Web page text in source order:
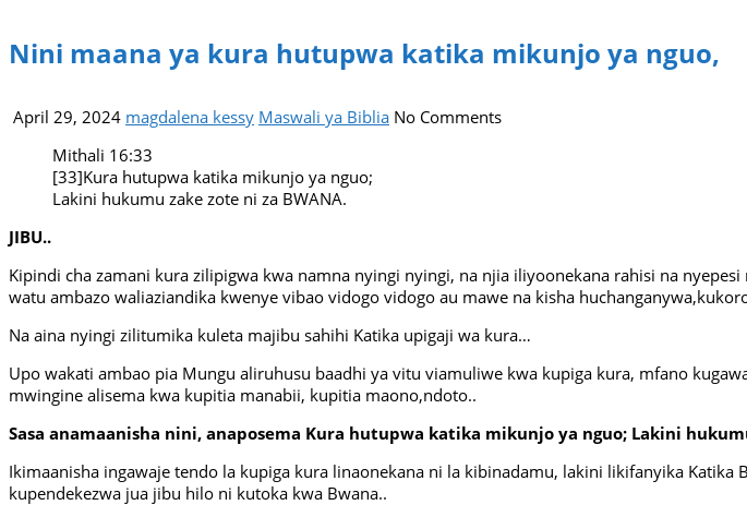
Nini maana ya kura hutupwa katika mikunjo ya nguo,
April 29, 2024 magdalena kessy Maswali ya Biblia No Comments
Mithali 16:33
[33]Kura hutupwa katika mikunjo ya nguo;
Lakini hukumu zake zote ni za BWANA.
JIBU..
Kipindi cha zamani kura zilipigwa kwa namna nyingi nyingi, na njia iliyoonekana rahisi na
watu ambazo waliaziandika kwenye vibao vidogo vidogo au mawe na kisha
Na aina nyingi zilitumika kuleta majibu sahihi Katika upigaji wa kura…
Upo wakati ambao pia Mungu aliruhusu baadhi ya vitu viamuliwe kwa kupiga kura, mfano
mwingine alisema kwa kupitia manabii, kupitia maono,ndoto..
Sasa anamaanisha nini, anaposema Kura hutupwa katika mikunjo ya nguo; Lakini
Ikimaanisha ingawaje tendo la kupiga kura linaonekana ni la kibinadamu, lakini likifanyika
kupendekezwa jua jibu hilo ni kutoka kwa Bwana..